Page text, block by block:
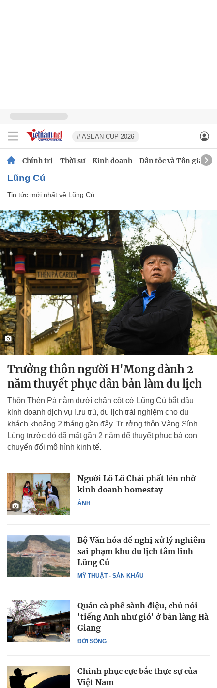
# ASEAN CUP 2026
Chính trị Thời sự Kinh doanh Dân tộc và Tôn giáo
Lũng Cú
Tin tức mới nhất về Lũng Cú
Trưởng thôn người H'Mong dành 2
năm thuyết phục dân bản làm du lịch
Thôn Thèn Pả nằm dưới chân cột cờ Lũng Cú bắt đầu
kinh doanh dịch vụ lưu trú, du lịch trải nghiệm cho du
khách khoảng 2 tháng gần đây. Trưởng thôn Vàng Sính
Lùng trước đó đã mất gần 2 năm để thuyết phục bà con
chuyển đổi mô hình kinh tế.
ẢNH
Người Lô Lô Chải phất lên nhờ
kinh doanh homestay
MỸ THUẬT - SÂN KHẤU
Bộ Văn hóa đề nghị xử lý nghiêm
sai phạm khu du lịch tâm linh
Lũng Cú
ĐỜI SỐNG
Quán cà phê sành điệu, chủ nói
'tiếng Anh như gió' ở bản làng Hà
Giang
Chinh phục cực bắc thực sự của
Việt Nam